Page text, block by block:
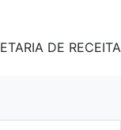
DE RECEITA